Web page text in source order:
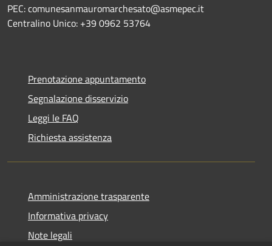
PEC: comunesanmauromarchesato@asmepec.it
Centralino Unico: +39 0962 53764
Prenotazione appuntamento
Segnalazione disservizio
Leggi le FAQ
Richiesta assistenza
Amministrazione trasparente
Informativa privacy
Note legali